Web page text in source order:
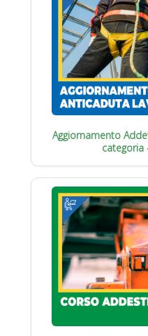
Aggiornamento
categoria